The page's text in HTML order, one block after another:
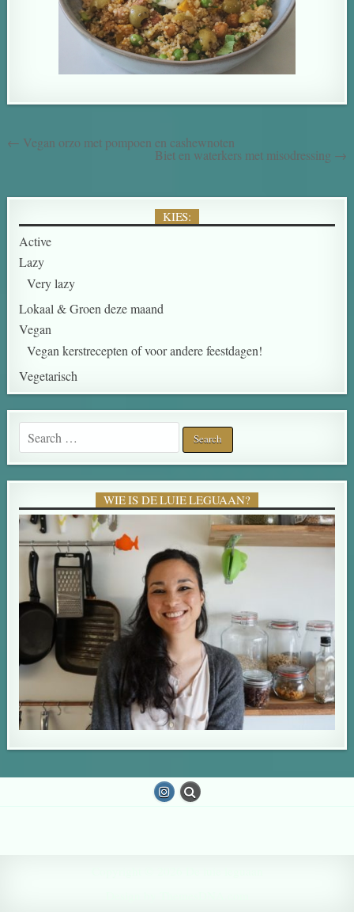
← Vegan orzo met pompoen en cashewnoten
Biet en waterkers met misodressing →
KIES:
Active
Lazy
Very lazy
Lokaal & Groen deze maand
Vegan
Vegan kerstrecepten of voor andere feestdagen!
Vegetarisch
WIE IS DE LUIE LEGUAAN?